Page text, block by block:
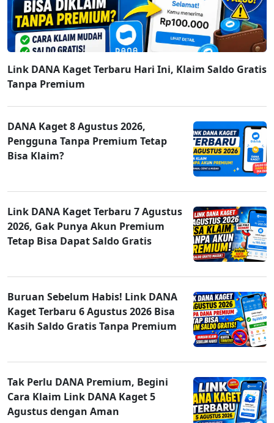
Link DANA Kaget Terbaru Hari Ini, Klaim Saldo Gratis
Tanpa Premium
DANA Kaget 8 Agustus 2026,
Pengguna Tanpa Premium Tetap
Bisa Klaim?
Link DANA Kaget Terbaru 7 Agustus
2026, Gak Punya Akun Premium
Tetap Bisa Dapat Saldo Gratis
Buruan Sebelum Habis! Link DANA
Kaget Terbaru 6 Agustus 2026 Bisa
Kasih Saldo Gratis Tanpa Premium
Tak Perlu DANA Premium, Begini
Cara Klaim Link DANA Kaget 5
Agustus dengan Aman